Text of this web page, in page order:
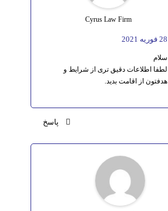
Cyrus Law Firm
28 فوریه 2021
سلام
لطفا اطلاعات دقیق تری از شرایط و
هدفتون از اقامت بدید.
پاسخ